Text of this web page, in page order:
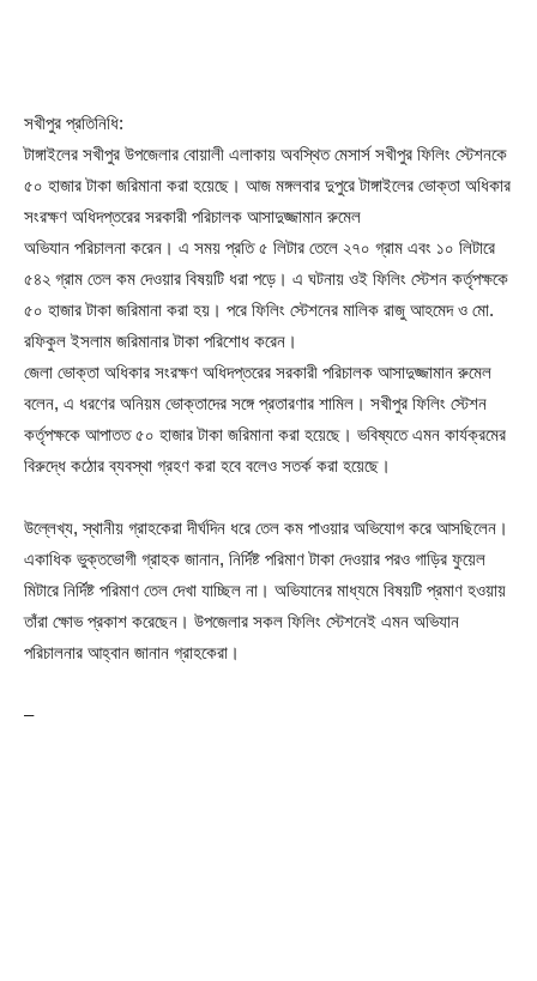
সখীপুর প্রতিনিধি:
টাঙ্গাইলের সখীপুর উপজেলার বোয়ালী এলাকায় অবস্থিত মেসার্স সখীপুর ফিলিং স্টেশনকে
৫০ হাজার টাকা জরিমানা করা হয়েছে। আজ মঙ্গলবার দুপুরে টাঙ্গাইলের ভোক্তা অধিকার
সংরক্ষণ অধিদপ্তরের সরকারী পরিচালক আসাদুজ্জামান রুমেল
অভিযান পরিচালনা করেন। এ সময় প্রতি ৫ লিটার তেলে ২৭০ গ্রাম এবং ১০ লিটারে
৫৪২ গ্রাম তেল কম দেওয়ার বিষয়টি ধরা পড়ে। এ ঘটনায় ওই ফিলিং স্টেশন কর্তৃপক্ষকে
৫০ হাজার টাকা জরিমানা করা হয়। পরে ফিলিং স্টেশনের মালিক রাজু আহমেদ ও মো.
রফিকুল ইসলাম জরিমানার টাকা পরিশোধ করেন।
জেলা ভোক্তা অধিকার সংরক্ষণ অধিদপ্তরের সরকারী পরিচালক আসাদুজ্জামান রুমেল
বলেন, এ ধরণের অনিয়ম ভোক্তাদের সঙ্গে প্রতারণার শামিল। সখীপুর ফিলিং স্টেশন
কর্তৃপক্ষকে আপাতত ৫০ হাজার টাকা জরিমানা করা হয়েছে। ভবিষ্যতে এমন কার্যক্রমের
বিরুদ্ধে কঠোর ব্যবস্থা গ্রহণ করা হবে বলেও সতর্ক করা হয়েছে।
উল্লেখ্য, স্থানীয় গ্রাহকেরা দীর্ঘদিন ধরে তেল কম পাওয়ার অভিযোগ করে আসছিলেন।
একাধিক ভুক্তভোগী গ্রাহক জানান, নির্দিষ্ট পরিমাণ টাকা দেওয়ার পরও গাড়ির ফুয়েল
মিটারে নির্দিষ্ট পরিমাণ তেল দেখা যাচ্ছিল না। অভিযানের মাধ্যমে বিষয়টি প্রমাণ হওয়ায়
তাঁরা ক্ষোভ প্রকাশ করেছেন। উপজেলার সকল ফিলিং স্টেশনেই এমন অভিযান
পরিচালনার আহ্বান জানান গ্রাহকেরা।
–